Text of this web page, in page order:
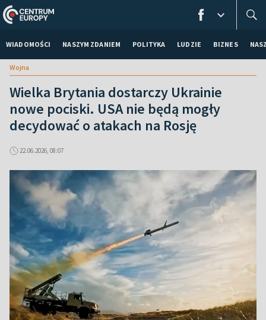
WIADOMOŚCI NASZYM ZDANIEM POLITYKA LUDZIE BIZNES
Wojna
Wielka Brytania dostarczy Ukrainie
nowe pociski. USA nie będą mogły
decydować o atakach na Rosję
22.06.2026, 08:07